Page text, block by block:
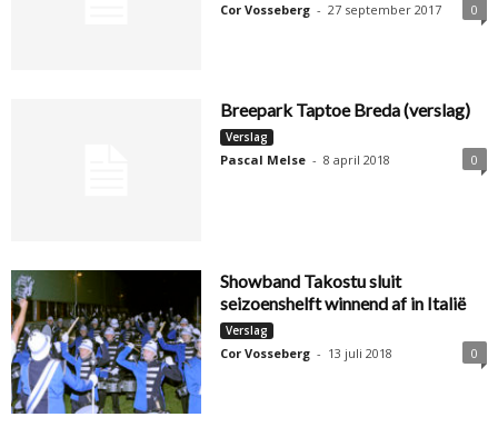
Cor Vosseberg - 27 september 2017 0
Breepark Taptoe Breda (verslag)
Verslag
Pascal Melse - 8 april 2018 0
Showband Takostu sluit
seizoenshelft winnend af in Italië
Verslag
Cor Vosseberg - 13 juli 2018 0